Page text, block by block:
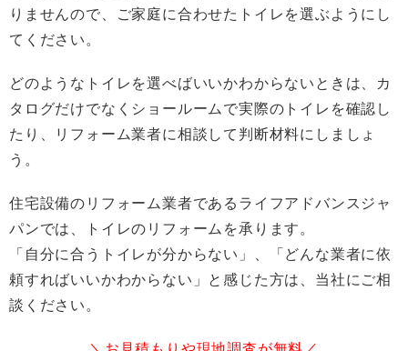
りませんので、ご家庭に合わせたトイレを選ぶようにし
てください。
どのようなトイレを選べばいいかわからないときは、カ
タログだけでなくショールームで実際のトイレを確認し
たり、リフォーム業者に相談して判断材料にしましょ
う。
住宅設備のリフォーム業者であるライフアドバンスジャ
パンでは、トイレのリフォームを承ります。
「自分に合うトイレが分からない」、「どんな業者に依
頼すればいいかわからない」と感じた方は、当社にご相
談ください。